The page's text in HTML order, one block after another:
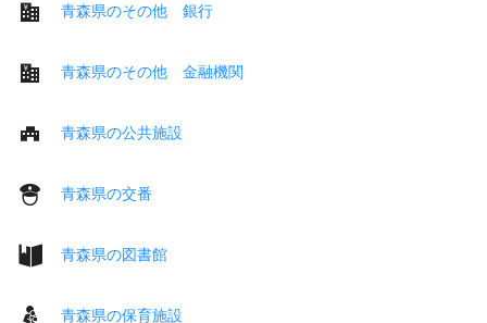
青森県のその他 銀行
青森県のその他 金融機関
青森県の公共施設
青森県の交番
青森県の図書館
青森県の保育施設